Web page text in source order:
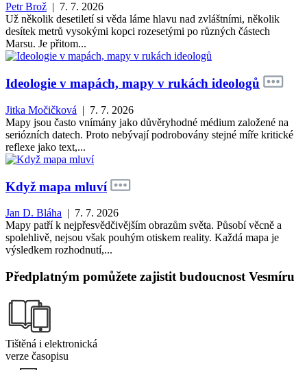
Petr Brož | 7. 7. 2026
Už několik desetiletí si věda láme hlavu nad zvláštními, několik
desítek metrů vysokými kopci rozesetými po různých částech
Marsu. Je přitom...
Ideologie v mapách, mapy v rukách ideologů
Jitka Močičková | 7. 7. 2026
Mapy jsou často vnímány jako důvěryhodné médium založené na
seriózních datech. Proto nebývají podrobovány stejné míře kritické
reflexe jako text,...
Když mapa mluví
Jan D. Bláha | 7. 7. 2026
Mapy patří k nejpřesvědčivějším obrazům světa. Působí věcně a
spolehlivě, nejsou však pouhým otiskem reality. Každá mapa je
výsledkem rozhodnutí,...
Předplatným pomůžete zajistit budoucnost Vesmíru
Tištěná i elektronická
verze časopisu